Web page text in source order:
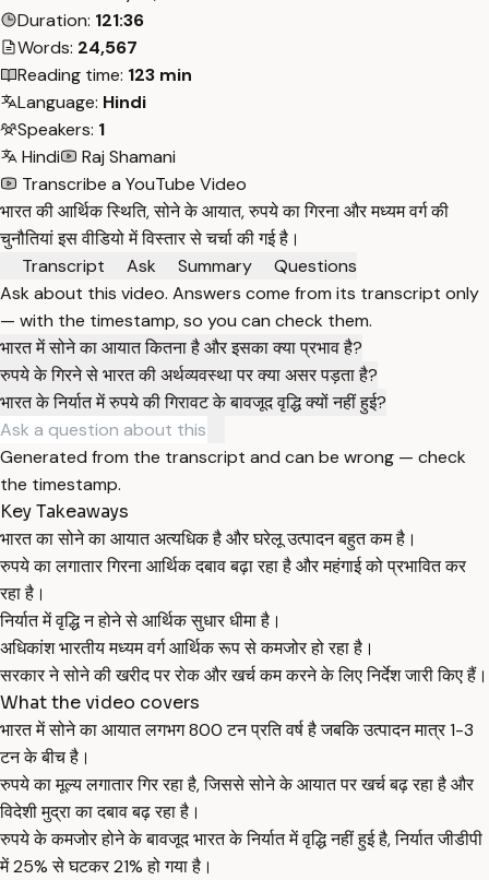
Duration: 121:36
Words: 24,567
Reading time: 123 min
Language: Hindi
Speakers: 1
Hindi
Raj Shamani
Transcribe a YouTube Video
भारत की आर्थिक स्थिति, सोने के आयात, रुपये का गिरना और मध्यम वर्ग की
चुनौतियां इस वीडियो में विस्तार से चर्चा की गई है।
Transcript
Ask Summary
Questions
Ask about this video. Answers come from its transcript only
— with the timestamp, so you can check them.
भारत में सोने का आयात कितना है और इसका क्या प्रभाव है?
रुपये के गिरने से भारत की अर्थव्यवस्था पर क्या असर पड़ता है?
भारत के निर्यात में रुपये की गिरावट के बावजूद वृद्धि क्यों नहीं हुई?
Generated from the transcript and can be wrong — check
the timestamp.
Key Takeaways
भारत का सोने का आयात अत्यधिक है और घरेलू उत्पादन बहुत कम है।
रुपये का लगातार गिरना आर्थिक दबाव बढ़ा रहा है और महंगाई को प्रभावित कर
रहा है।
निर्यात में वृद्धि न होने से आर्थिक सुधार धीमा है।
अधिकांश भारतीय मध्यम वर्ग आर्थिक रूप से कमजोर हो रहा है।
सरकार ने सोने की खरीद पर रोक और खर्च कम करने के लिए निर्देश जारी किए हैं।
What the video covers
भारत में सोने का आयात लगभग 800 टन प्रति वर्ष है जबकि उत्पादन मात्र 1-3
टन के बीच है।
रुपये का मूल्य लगातार गिर रहा है, जिससे सोने के आयात पर खर्च बढ़ रहा है और
विदेशी मुद्रा का दबाव बढ़ रहा है।
रुपये के कमजोर होने के बावजूद भारत के निर्यात में वृद्धि नहीं हुई है, निर्यात जीडीपी
में 25% से घटकर 21% हो गया है।